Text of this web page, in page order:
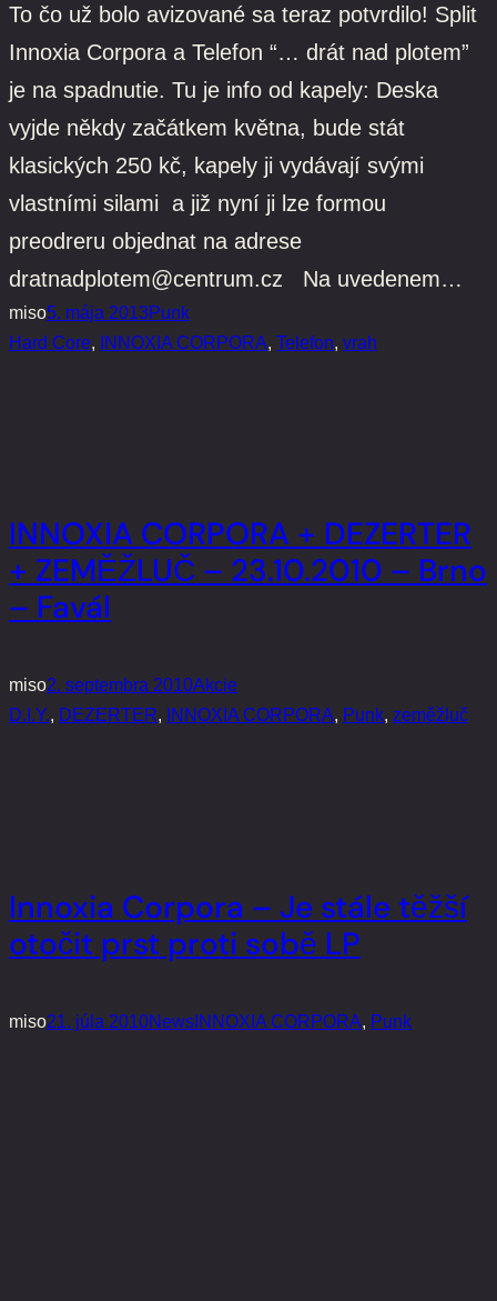
To čo už bolo avizované sa teraz potvrdilo! Split
Innoxia Corpora a Telefon “… drát nad plotem”
je na spadnutie. Tu je info od kapely: Deska
vyjde někdy začátkem května, bude stát
klasických 250 kč, kapely ji vydávají svými
vlastními silami a již nyní ji lze formou
preodreru objednat na adrese
dratnadplotem@centrum.cz Na uvedenem…
miso5. mája 2013Punk
Hard Core, INNOXIA CORPORA, Telefon, vrah
INNOXIA CORPORA + DEZERTER
+ ZEMĚŽLUČ – 23.10.2010 – Brno
– Favál
miso2. septembra 2010Akcie
D.I.Y., DEZERTER, INNOXIA CORPORA, Punk, zeměžluč
Innoxia Corpora – Je stále těžší
otočit prst proti sobě LP
miso21. júla 2010News INNOXIA CORPORA, Punk